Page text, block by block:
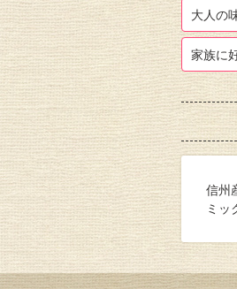
大人の
家族に
信州
ミッ